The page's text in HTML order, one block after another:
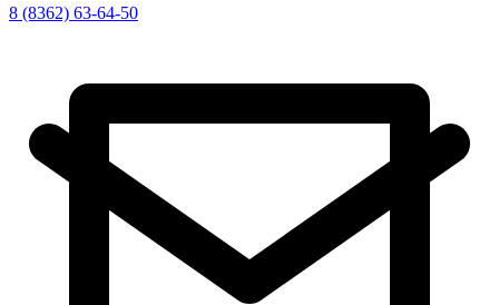
8 (8362) 63-64-50